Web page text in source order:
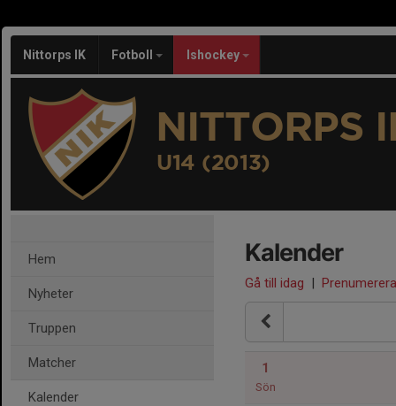
Nittorps IK Fotboll Ishockey
NITTORPS
U14 (2013)
Hem
Nyheter
Truppen
Matcher
Kalender
Kalender
Gå till idag | Prenumerera
1
Sön